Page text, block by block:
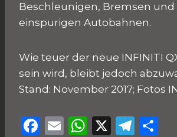
Beschleunigen, Bremsen und
einspurigen Autobahnen.
Wie teuer der neue INFINITI
sein wird, bleibt jedoch
Stand: November 2017; Fotos
F
E
W X
T